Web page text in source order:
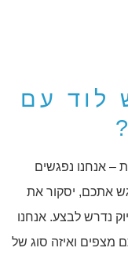
לוד עם
– אנחנו נפגשים
אתכם, יסקור את
נדרש לבצע. אנחנו
ואיזה סוג של